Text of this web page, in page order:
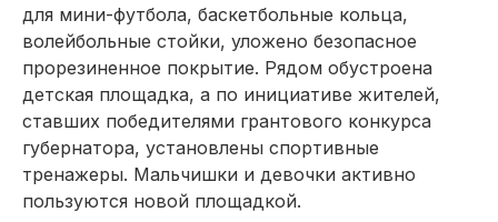
для мини-футбола, баскетбольные кольца,
волейбольные стойки, уложено безопасное
прорезиненное покрытие. Рядом обустроена
детская площадка, а по инициативе жителей,
ставших победителями грантового конкурса
губернатора, установлены спортивные
тренажеры. Мальчишки и девочки активно
пользуются новой площадкой.